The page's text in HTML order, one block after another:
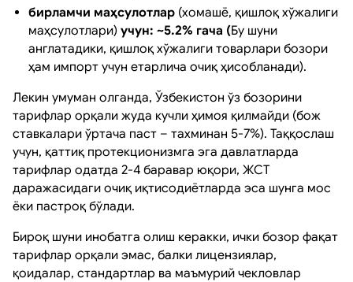
бирламчи маҳсулотлар (хомашё, қишлоқ хўжалиги
маҳсулотлари) учун: ~5.2% гача (Бу шуни
англатадики, қишлоқ хўжалиги товарлари бозори
ҳам импорт учун етарлича очиқ ҳисобланади).
Лекин умуман олганда, Ўзбекистон ўз бозорини
тарифлар орқали жуда кучли ҳимоя қилмайди (бож
ставкалари ўртача паст – тахминан 5-7%). Таққослаш
учун, қаттиқ протекционизмга эга давлатларда
тарифлар одатда 2-4 баравар юқори, ЖСТ
даражасидаги очиқ иқтисодиётларда эса шунга мос
ёки пастроқ бўлади.
Бироқ шуни инобатга олиш керакки, ички бозор фақат
тарифлар орқали эмас, балки лицензиялар,
қоидалар, стандартлар ва маъмурий чекловлар